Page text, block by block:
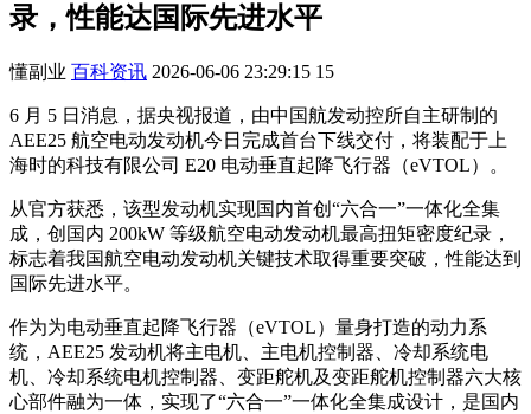
录，性能达国际先进水平
懂副业 百科资讯 2026-06-06 23:29:15 15
6 月 5 日消息，据央视报道，由中国航发动控所自主研制的
AEE25 航空电动发动机今日完成首台下线交付，将装配于上
海时的科技有限公司 E20 电动垂直起降飞行器（eVTOL）。
从官方获悉，该型发动机实现国内首创“六合一”一体化全集
成，创国内 200kW 等级航空电动发动机最高扭矩密度纪录，
标志着我国航空电动发动机关键技术取得重要突破，性能达到
国际先进水平。
作为为电动垂直起降飞行器（eVTOL）量身打造的动力系
统，AEE25 发动机将主电机、主电机控制器、冷却系统电
机、冷却系统电机控制器、变距舵机及变距舵机控制器六大核
心部件融为一体，实现了“六合一”一体化全集成设计，是国内